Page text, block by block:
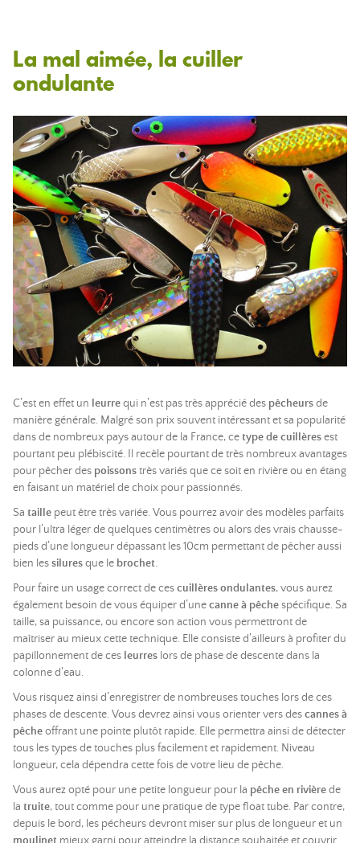
La mal aimée, la cuiller
ondulante
C’est en effet un leurrequi n’est pas très apprécié des pêcheursde
manière générale. Malgré son prix souvent intéressant et sa popularité
dans de nombreux pays autour de la France, cetype de cuillèresest
pourtant peu plébiscité. Il recèle pourtant de très nombreux avantages
pour pêcher des poissonstrès variés que ce soit en rivière ou en étang
en faisant un matériel de choix pour passionnés.
Sa taille peut être très variée. Vous pourrez avoir des modèles parfaits
pour l’ultra léger de quelques centimètres ou alors des vrais chausse-
pieds d’une longueur dépassant les 10cm permettant de pêcher aussi
bien lessiluresque le brochet.
Pour faire un usage correct de cescuillères ondulantes, vous aurez
également besoin de vous équiper d’unecanne à pêchespécifique. Sa
taille, sa puissance, ou encore son action vous permettront de
maîtriser au mieux cette technique. Elle consiste d’ailleurs à profiter du
papillonnement de ces leurres lors de phase de descente dans la
colonne d’eau.
Vous risquez ainsi d’enregistrer de nombreuses touches lors de ces
phases de descente. Vous devrez ainsi vous orienter vers descannes à
pêcheoffrant une pointe plutôt rapide. Elle permettra ainsi de détecter
tous les types de touches plus facilement et rapidement. Niveau
longueur, cela dépendra cette fois de votre lieu de pêche.
Vous aurez opté pour une petite longueur pour la pêche en rivièrede
la truite, tout comme pour une pratique de type float tube. Par contre,
depuis le bord, les pécheurs devront miser sur plus de longueur et un